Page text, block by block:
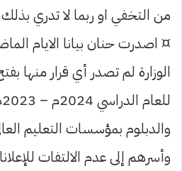
من التخفي او ربما لا تدري
¤ اصدرت حنان بيانا الايام
الوزارة لم تصدر أي قرار منها
والدبلوم بمؤسسات التعليم
وأسرهم إلى عدم الالتفات